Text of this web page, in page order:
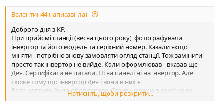
Валентин44 написав(-ла):
Доброго дня з КР.
При прийомі станції (весна цього року), фотографували
інвертор та його модель та серіхний номер. Казали якщо
міняти - потрібно знову замовляти огляд станції. Тож замінити
просто так інвертор не вийде. Коли оформлював - вказав що
Дея. Сертифікати не питали. Ні на панелі ні на інвертор. Але
схоже тому що інвертор Дея і вони в них є.
Реле напруги було обов'язкове. Стаити можна в сараї коло
інвертора (наприклад). Головне щоб коробка була з дірками
Натисніть, щоби розкрити...